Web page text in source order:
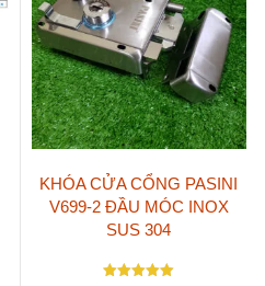
KHÓA CỬA CỔNG PASINI
V699-2 ĐẦU MÓC INOX
SUS 304